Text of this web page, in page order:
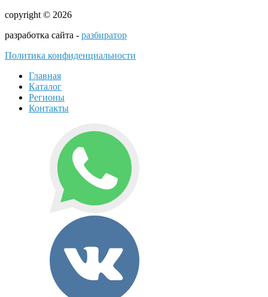
copyright © 2026
разработка сайта - разбиратор
Политика конфиденциальности
Главная
Каталог
Регионы
Контакты